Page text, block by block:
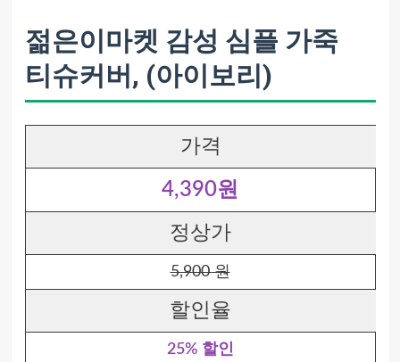
젊은이마켓 감성 심플 가죽
티슈커버, (아이보리)
가격
4,390원
정상가
5,900 원
할인율
25% 할인